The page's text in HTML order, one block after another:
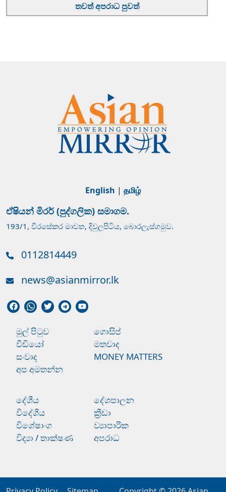
තවත් අපරාධ පුවත්
English | தமிழ்
ඒෂියන් මිරර් (පුද්ගලික) සමාගම.
193/1, වීරසේකර මාවත, දිවුලපිටිය, බොරලැස්ගමුව.
0112814449
news@asianmirror.lk
මුල් පිටුව
ගොසිප්
වීඩියෝ
මතවාද
සංවාද
MONEY MATTERS
අප අමතන්න
දේශීය
දේශපාලන
විදේශීය
ක්‍රීඩා
විශේෂාංග
ව්‍යාපාරික
විද්‍යා / තාක්ෂණ
අපරාධ